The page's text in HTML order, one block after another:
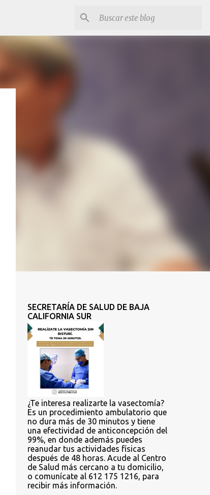
SECRETARÍA DE SALUD DE BAJA
CALIFORNIA SUR
¿Te interesa realizarte la vasectomía?
Es un procedimiento ambulatorio que
no dura más de 30 minutos y tiene
una efectividad de anticoncepción del
99%, en donde además puedes
reanudar tus actividades físicas
después de 48 horas. Acude al Centro
de Salud más cercano a tu domicilio,
o comunícate al 612 175 1216, para
recibir más información.